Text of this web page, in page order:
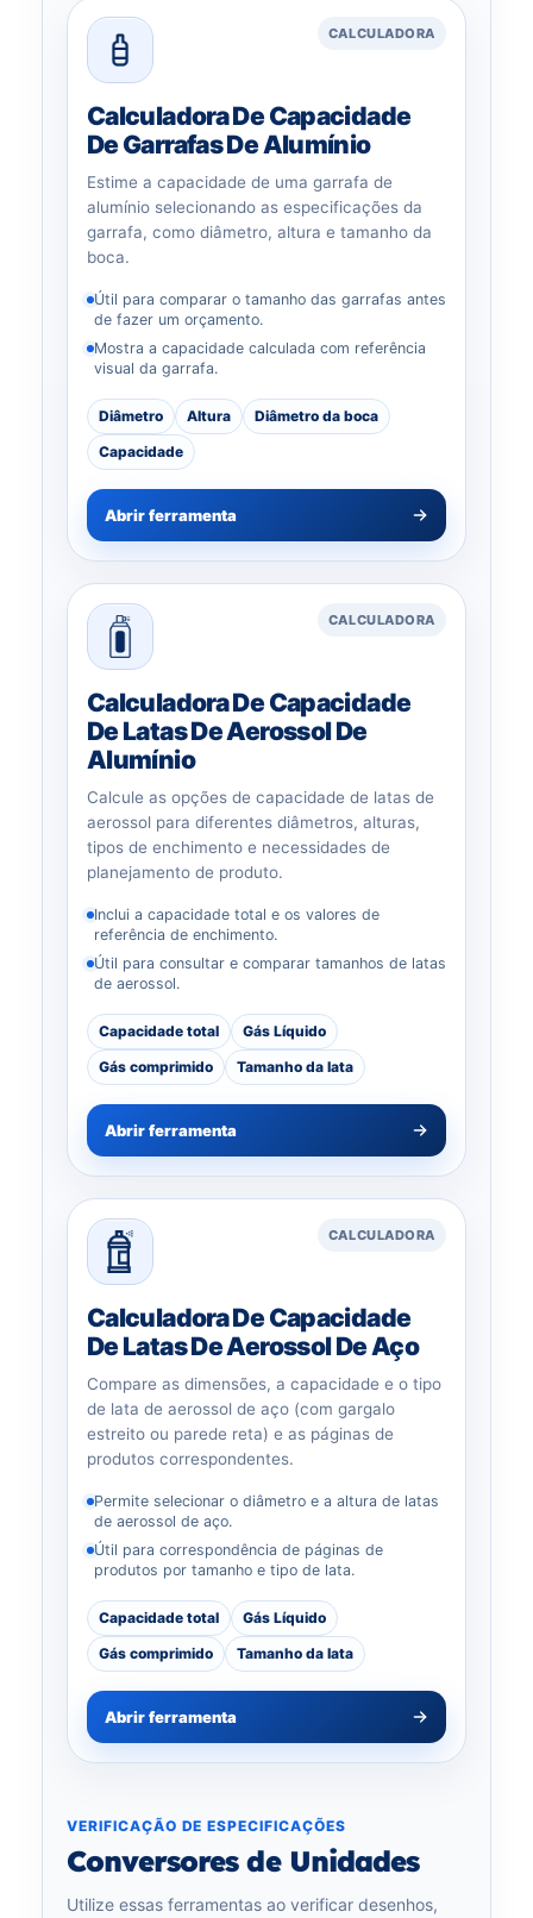
CALCULADORA
Calculadora De Capacidade
De Garrafas De Alumínio
Estime a capacidade de uma garrafa de
alumínio selecionando as especificações da
garrafa, como diâmetro, altura e tamanho da
boca.
Útil para comparar o tamanho das garrafas antes
de fazer um orçamento.
Mostra a capacidade calculada com referência
visual da garrafa.
Diâmetro Altura
Diâmetro da boca
Capacidade
Abrir ferramenta
CALCULADORA
Calculadora De Capacidade
De Latas De Aerossol De
Alumínio
Calcule as opções de capacidade de latas de
aerossol para diferentes diâmetros, alturas,
tipos de enchimento e necessidades de
planejamento de produto.
Inclui a capacidade total e os valores de
referência de enchimento.
Útil para consultar e comparar tamanhos de latas
de aerossol.
Capacidade total
Gás Líquido
Gás comprimido
Tamanho da lata
Abrir ferramenta
CALCULADORA
Calculadora De Capacidade
De Latas De Aerossol De Aço
Compare as dimensões, a capacidade e o tipo
de lata de aerossol de aço (com gargalo
estreito ou parede reta) e as páginas de
produtos correspondentes.
Permite selecionar o diâmetro e a altura de latas
de aerossol de aço.
Útil para correspondência de páginas de
produtos por tamanho e tipo de lata.
Capacidade total
Gás Líquido
Gás comprimido
Tamanho da lata
Abrir ferramenta
VERIFICAÇÃO DE ESPECIFICAÇÕES
Conversores de Unidades
Utilize essas ferramentas ao verificar desenhos,